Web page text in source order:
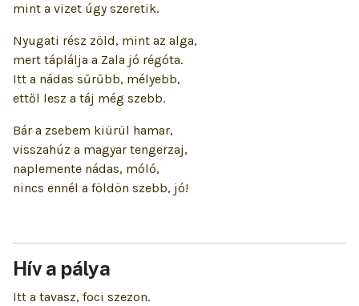
mint a vizet úgy szeretik.
Nyugati rész zöld, mint az alga,
mert táplálja a Zala jó régóta.
Itt a nádas sűrűbb, mélyebb,
ettől lesz a táj még szebb.
Bár a zsebem kiürül hamar,
visszahúz a magyar tengerzaj,
naplemente nádas, móló,
nincs ennél a földön szebb, jó!
Hív a pálya
Itt a tavasz, foci szezon.